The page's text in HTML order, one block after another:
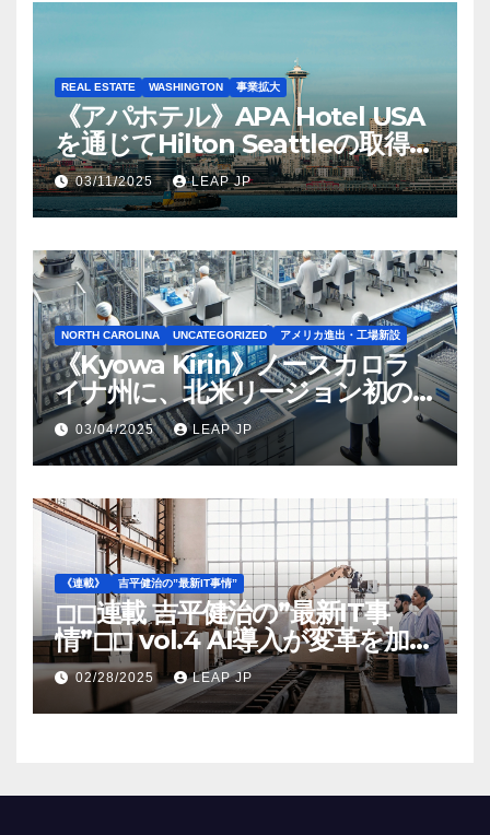
REAL ESTATE WASHINGTON 事業拡大
《アパホテル》APA Hotel USA
を通じてHilton Seattleの取得を
完了
03/11/2025 LEAP JP
NORTH CAROLINA UNCATEGORIZED アメリカ進出・工場新設
《Kyowa Kirin》ノースカロラ
イナ州に、北米リージョン初の
工場建設を決定
03/04/2025 LEAP JP
《連載》 吉平健治の”最新IT事情”
◻︎◻︎連載 吉平健治の”最新IT事
情”◻︎◻︎ vol.4 AI導入が変革を加速
する米国製造業の最前線
02/28/2025 LEAP JP